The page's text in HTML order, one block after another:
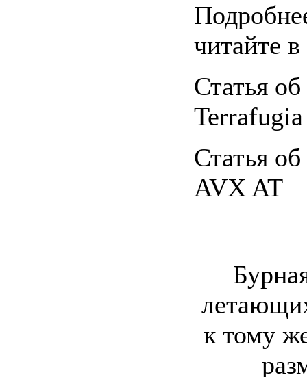
читайте
Статья
Terrafugia
Статья
AVX AT
к тому